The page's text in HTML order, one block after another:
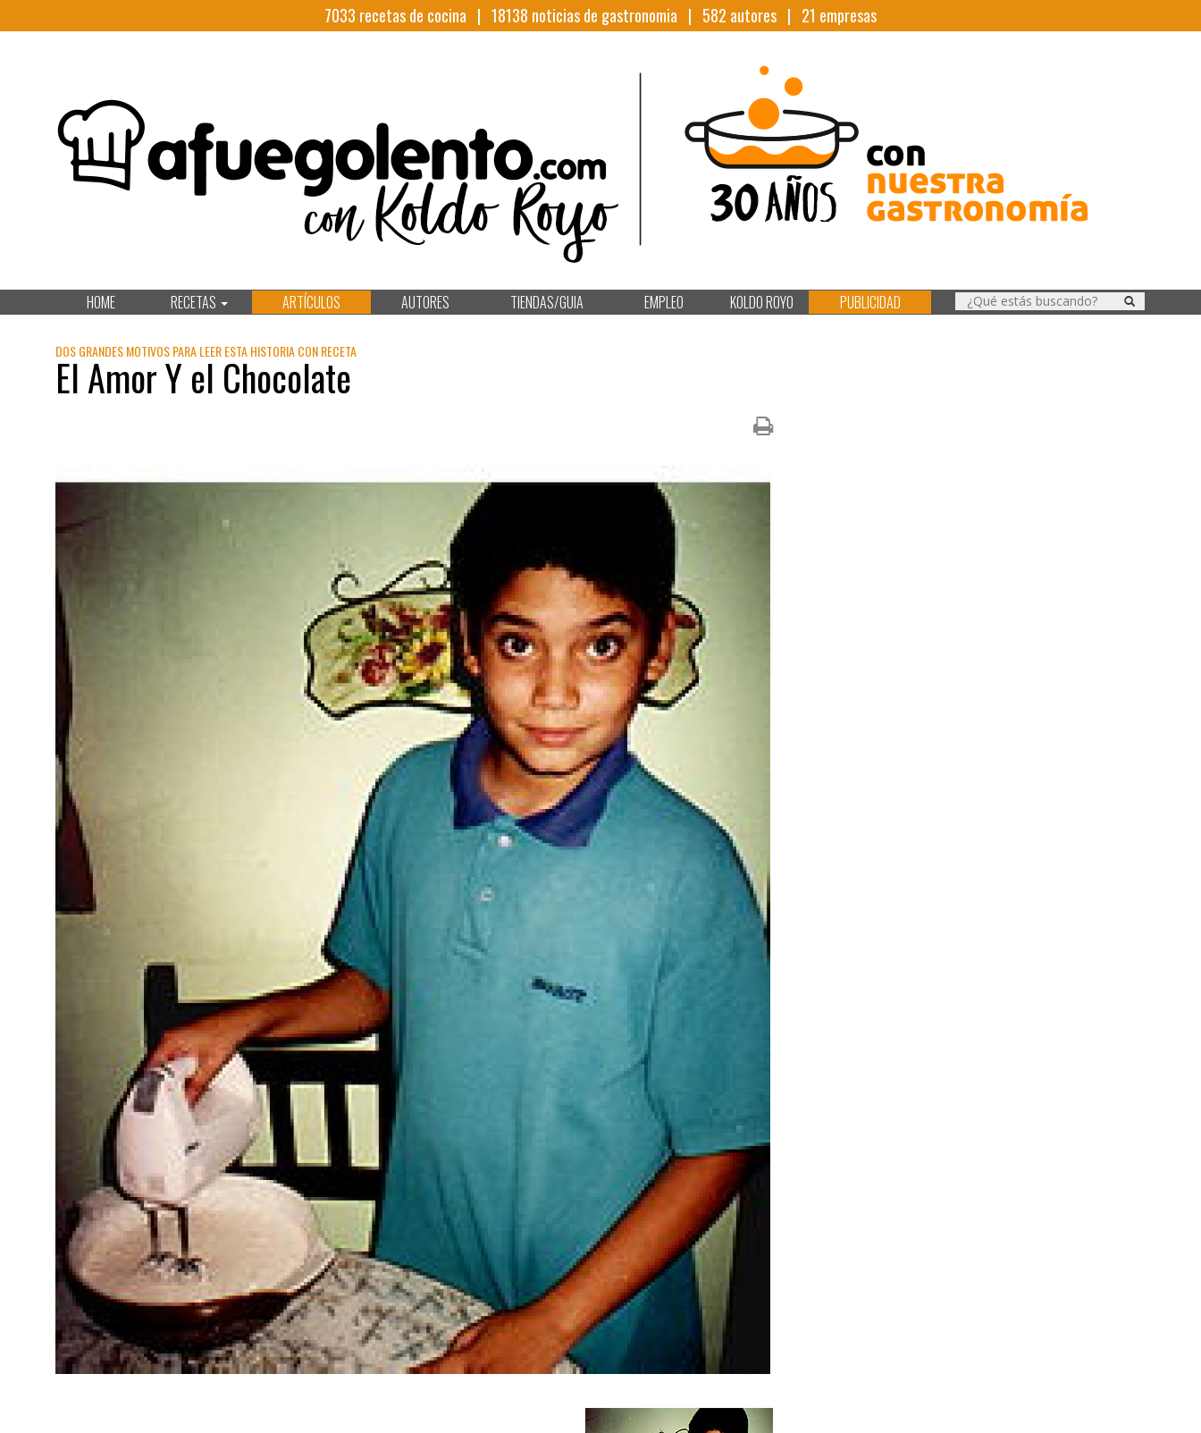
7033 recetas de cocina | 18138 noticias de gastronomia | 582 autores | 21 empresas
HOME RECETAS ARTÍCULOS AUTORES TIENDAS/GUIA EMPLEO KOLDO ROYO PUBLICIDAD
DOS GRANDES MOTIVOS PARA LEER ESTA HISTORIA CON RECETA
El Amor Y el Chocolate